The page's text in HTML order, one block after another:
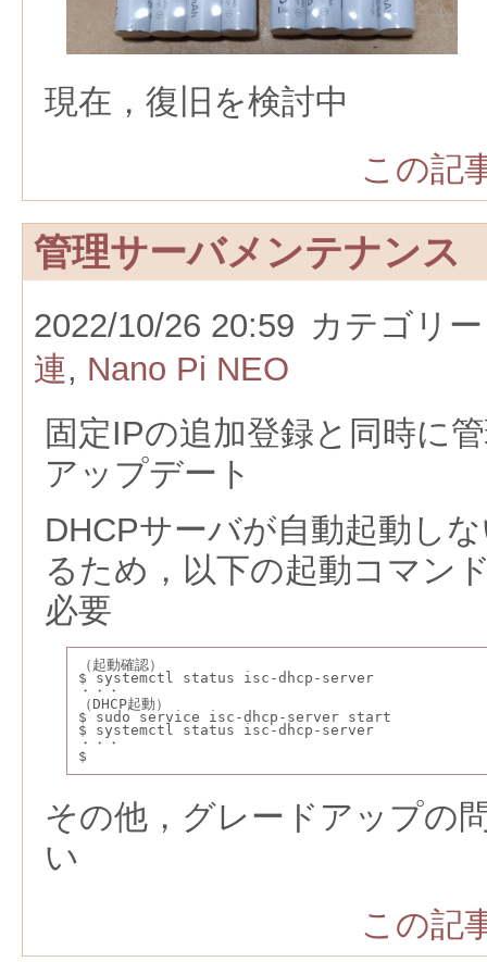
現在，復旧を検討中
この記
管理サーバメンテナンス
2022/10/26 20:59 カテゴリ
連, Nano Pi NEO
固定IPの追加登録と同時に
アップデート
DHCPサーバが自動起動し
るため，以下の起動コマン
必要
（起動確認）
$ systemctl status isc-dhcp-server
・・・
（DHCP起動）
$ sudo service isc-dhcp-server start
$ systemctl status isc-dhcp-server
・・・
$
その他，グレードアップの
い
この記